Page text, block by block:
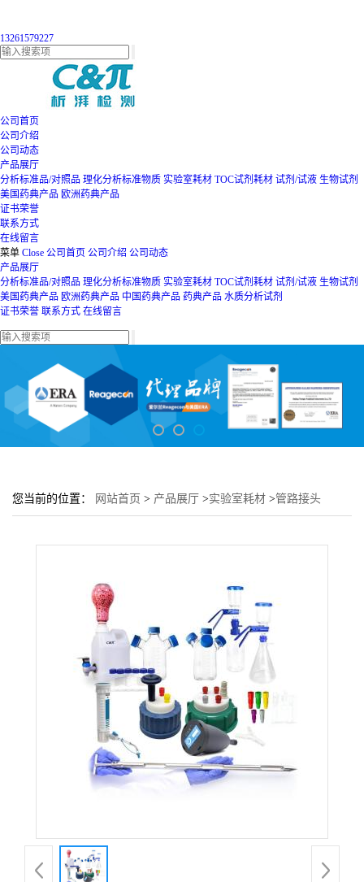
13261579227
公司首页
公司介绍
公司动态
产品展厅
分析标准品/对照品 理化分析标准物质 实验室耗材 TOC试剂耗材 试剂/试液 生物试剂
美国药典产品 欧洲药典产品
证书荣誉
联系方式
在线留言
菜单 Close 公司首页 公司介绍 公司动态
产品展厅
分析标准品/对照品 理化分析标准物质 实验室耗材 TOC试剂耗材 试剂/试液 生物试剂
美国药典产品 欧洲药典产品 中国药典产品 药典产品 水质分析试剂
证书荣誉 联系方式 在线留言
您当前的位置： 网站首页 > 产品展厅 >实验室耗材 >管路接头